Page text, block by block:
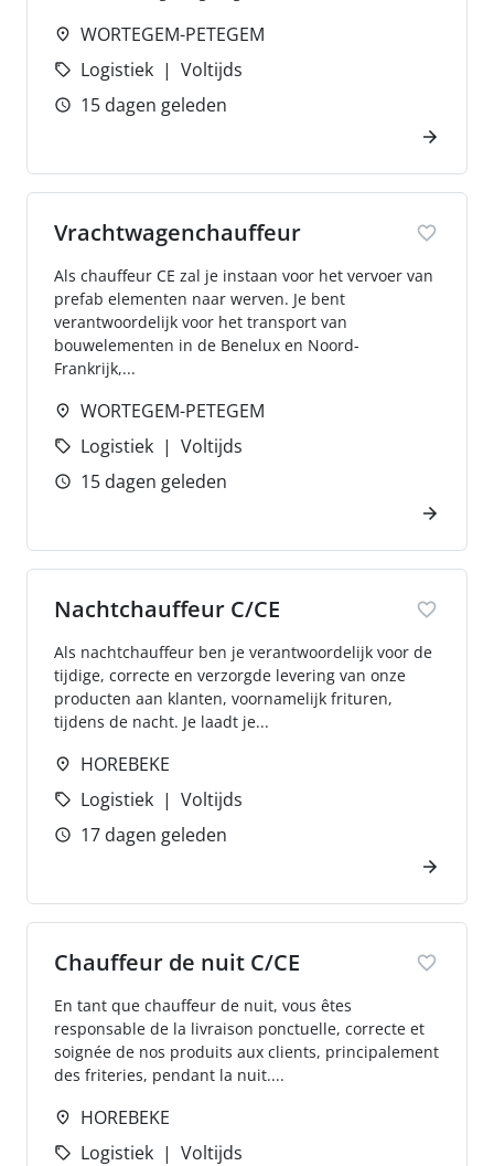
WORTEGEM-PETEGEM
Logistiek
Voltijds
15 dagen geleden
Vrachtwagenchauffeur
Als chauffeur CE zal je instaan voor het vervoer van
prefab elementen naar werven. Je bent
verantwoordelijk voor het transport van
bouwelementen in de Benelux en Noord-
Frankrijk,...
WORTEGEM-PETEGEM
Logistiek
Voltijds
15 dagen geleden
Nachtchauffeur C/CE
Als nachtchauffeur ben je verantwoordelijk voor de
tijdige, correcte en verzorgde levering van onze
producten aan klanten, voornamelijk frituren,
tijdens de nacht. Je laadt je...
HOREBEKE
Logistiek
Voltijds
17 dagen geleden
Chauffeur de nuit C/CE
En tant que chauffeur de nuit, vous êtes
responsable de la livraison ponctuelle, correcte et
soignée de nos produits aux clients, principalement
des friteries, pendant la nuit....
HOREBEKE
Logistiek
Voltijds